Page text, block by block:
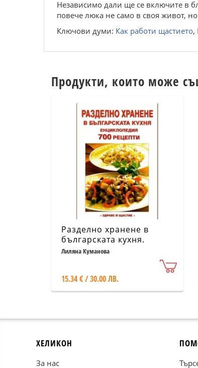
Независимо дали ще се включите в
повече люка не само в своя живот,
Ключови думи: Как работи щастието,
Продукти, които може
Разделно хранене в
българската кухня.
Енциклопедия 700
Лиляна Куманова
15.34 € / 30.00 ЛВ.
ХЕЛИКОН
За нас